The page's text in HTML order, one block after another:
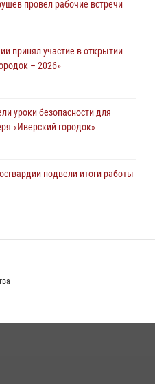
мужчину
областное телевидение.
Новгородские призывники
провел рабочие встречи
принял участие в открытии
– 2026»
уроки безопасности для
«Иверский городок»
подвели итоги работы